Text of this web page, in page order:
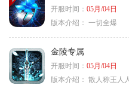
开服时间： 05月/04日
版本介绍： 一切全爆
金陵专属
开服时间： 05月/04日
版本介绍： 散人称王人